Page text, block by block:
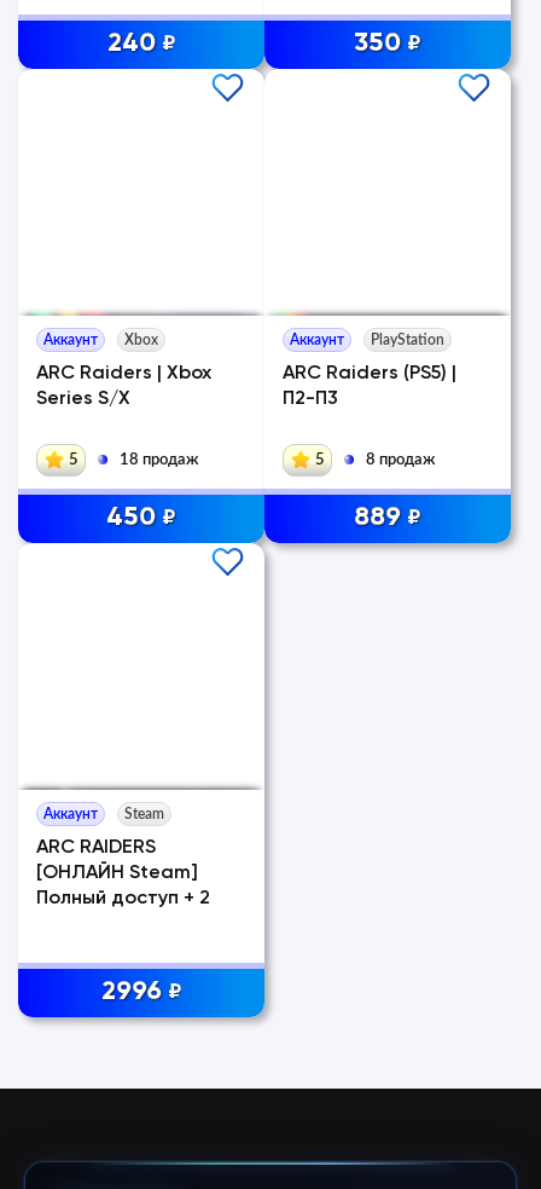
240 ₽ 350 ₽
Аккаунт Xbox
ARC Raiders | Xbox
Series S/X
5 18 продаж
450 ₽
Аккаунт PlayStation
ARC Raiders (PS5) |
П2-П3
5 8 продаж
889 ₽
Аккаунт Steam
ARC RAIDERS
[ОНЛАЙН Steam]
Полный доступ + 2
2996 ₽